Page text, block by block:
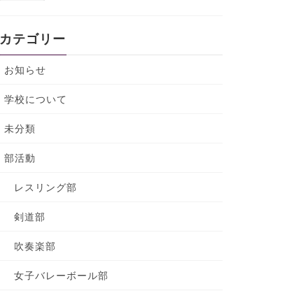
カテゴリー
お知らせ
学校について
未分類
部活動
レスリング部
剣道部
吹奏楽部
女子バレーボール部